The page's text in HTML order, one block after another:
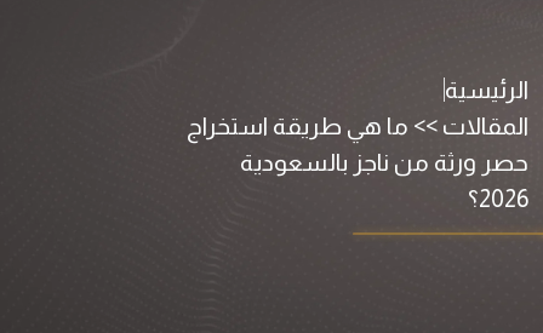
الرئيسية
المقالات >> ما هي طريقة استخراج
حصر ورثة من ناجز بالسعودية
2026؟